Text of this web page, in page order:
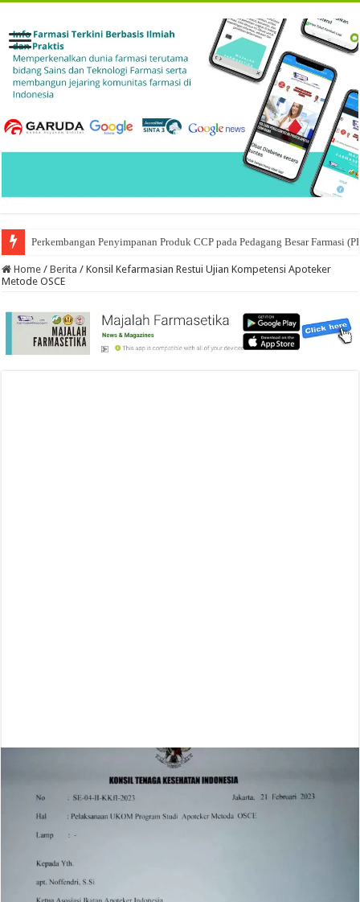
Ketika Obat Menunggu Keputusan: Mengenal Peran Karantina Produk
Home / Berita / Konsil Kefarmasian Restui Ujian Kompetensi Apoteker
Metode OSCE